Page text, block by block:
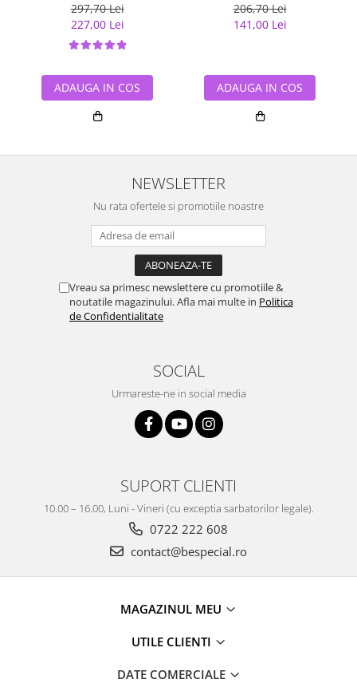
297,70 Lei
227,00 Lei
ADAUGA IN COS
206,70 Lei
141,00 Lei
ADAUGA IN COS
NEWSLETTER
Nu rata ofertele si promotiile noastre
Vreau sa primesc newslettere cu promotiile &
noutatile magazinului. Afla mai multe in Politica
de Confidentialitate
SOCIAL
Urmareste-ne in social media
SUPORT CLIENTI
10.00 – 16.00, Luni - Vineri (cu exceptia sarbatorilor legale).
0722 222 608
contact@bespecial.ro
MAGAZINUL MEU
UTILE CLIENTI
DATE COMERCIALE